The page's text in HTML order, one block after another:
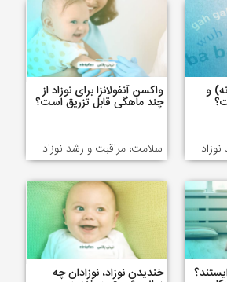
و واکسن آنفولانزا برای نوزاد از
چند ماهگی قابل تزریق است؟
سلامت، مراقبت و رشد نوزاد
خندیدن نوزاد، نوزادان چه